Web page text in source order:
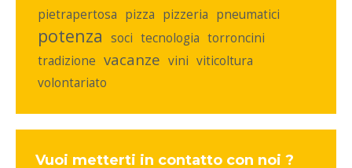
pietrapertosa pizza pizzeria pneumatici
potenza soci tecnologia torroncini
tradizione vacanze vini viticoltura
volontariato
Vuoi metterti in contatto con noi ?